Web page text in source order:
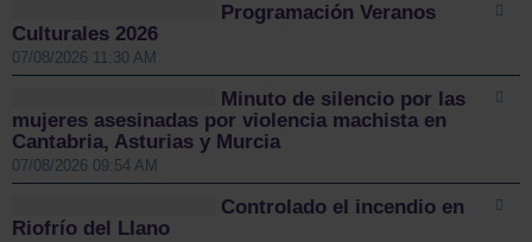
Programación Veranos
Culturales 2026
07/08/2026 11:30 AM
Minuto de silencio por las
mujeres asesinadas por violencia machista en
Cantabria, Asturias y Murcia
07/08/2026 09:54 AM
Controlado el incendio en
Riofrío del Llano